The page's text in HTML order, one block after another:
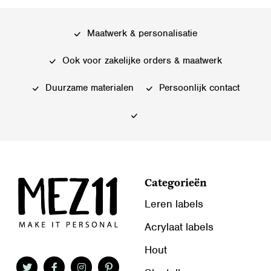
Maatwerk & personalisatie
Ook voor zakelijke orders & maatwerk
Duurzame materialen Persoonlijk contact
Categorieën
Leren labels
Acrylaat labels
Hout